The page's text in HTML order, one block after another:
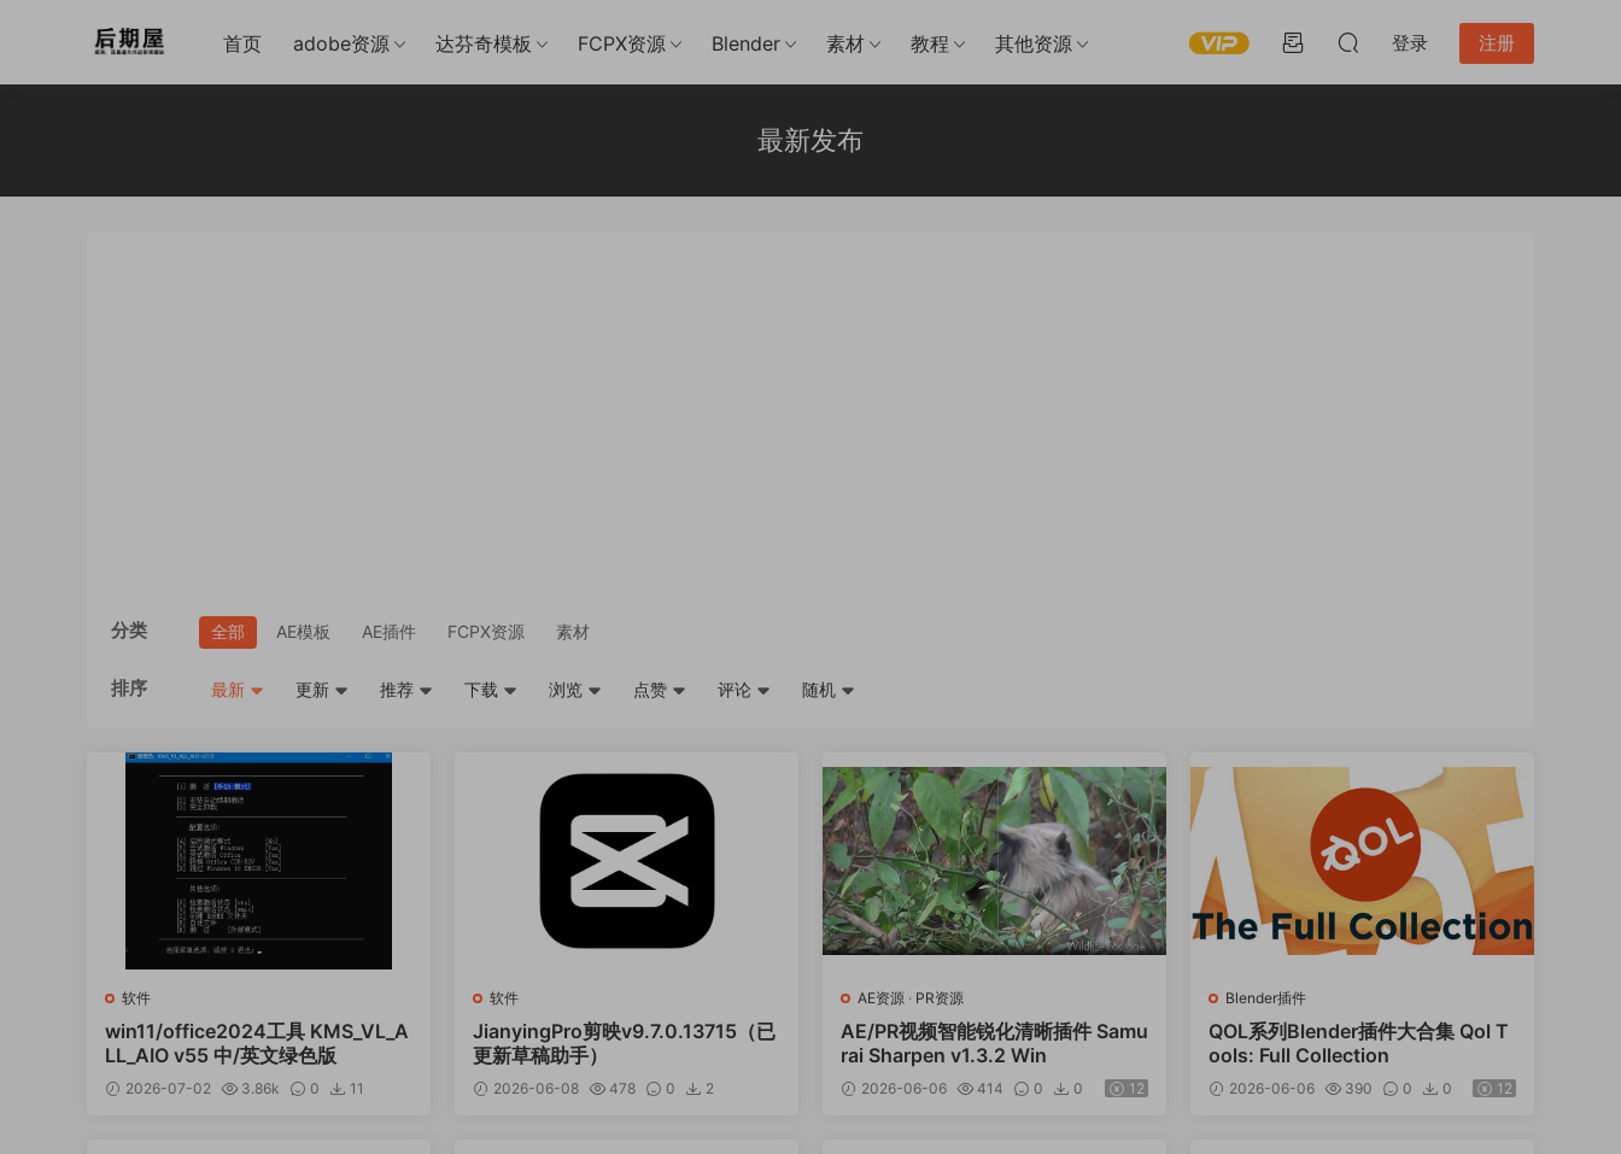
首页 adobe资源 达芬奇模板 FCPX资源 Blender 素材 教程 其他资源 登录 注册
最新发布
分类 全部 AE模板 AE插件 FCPX资源 素材
排序 最新 更新 推荐 下载 浏览 点赞 评论 随机
软件
win11/office2024工具 KMS_VL_A
LL_AIO v55 中/英文绿色版
2026-07-02 3.86k 0
11
软件
JianyingPro剪映v9.7.0.13715（已
更新草稿助手）
2026-06-08 478 0 2
AE资源 · PR资源
AE/PR视频智能锐化清晰插件 Samu
rai Sharpen v1.3.2 Win
2026-06-06 414 0 0 12
Blender插件
QOL系列Blender插件大合集 Qol T
ools: Full Collection
2026-06-06 390 0 0 12